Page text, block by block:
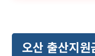
오산 출산지원